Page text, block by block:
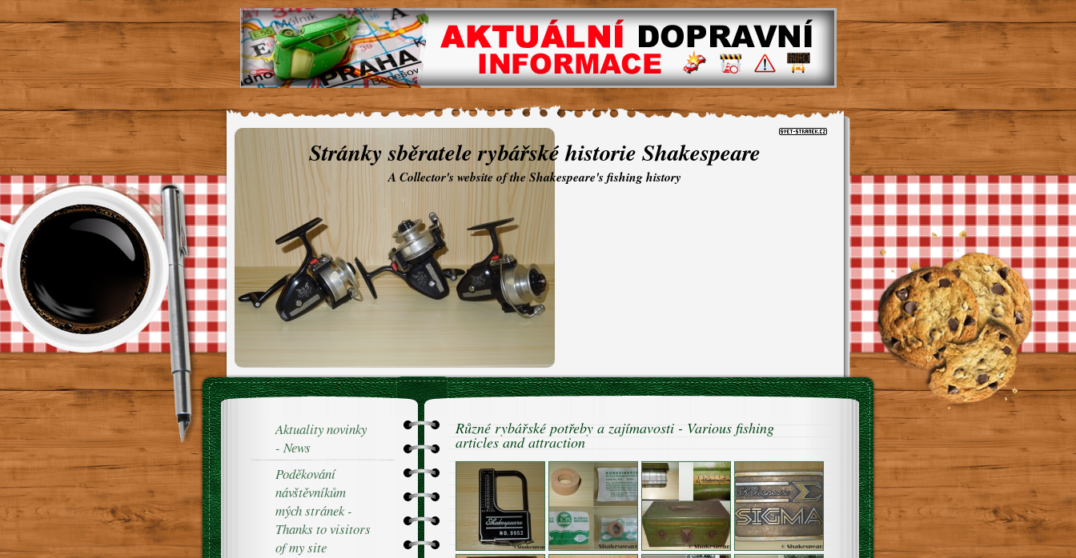
Stránky sběratele rybářské historie Shakespeare
A Collector's website of the Shakespeare's fishing history
Různé rybářské potřeby a zajímavosti - Various fishing
articles and attraction
Aktuality novinky
- News
Poděkování
návštěvníkům
mých stránek -
Thanks to visitors
of my site